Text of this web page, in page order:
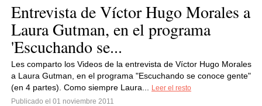
Entrevista de Víctor Hugo Morales a
Laura Gutman, en el programa
'Escuchando se...
Les comparto los Videos de la entrevista de Víctor Hugo Morales
a Laura Gutman, en el programa "Escuchando se conoce gente"
(en 4 partes). Como siempre Laura...
Leer el resto
Publicado el 01 noviembre 2011